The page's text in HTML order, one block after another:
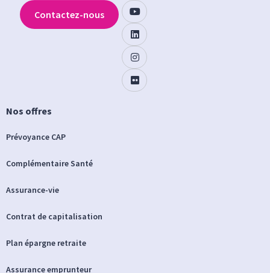
Nos offres
Prévoyance CAP
Complémentaire Santé
Assurance-vie
Contrat de capitalisation
Plan épargne retraite
Assurance emprunteur
Contactez-nous